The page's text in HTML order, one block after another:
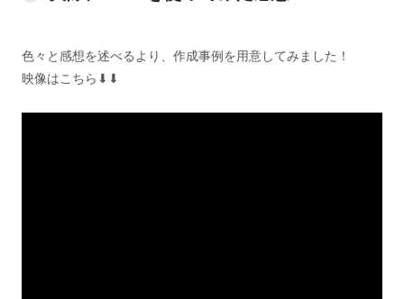
色々と感想を述べるより、作成事例を用意してみました！
映像はこちら⬇︎⬇︎